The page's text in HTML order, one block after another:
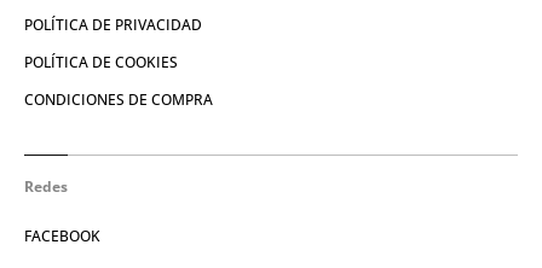
POLÍTICA DE PRIVACIDAD
POLÍTICA DE COOKIES
CONDICIONES DE COMPRA
Redes
FACEBOOK